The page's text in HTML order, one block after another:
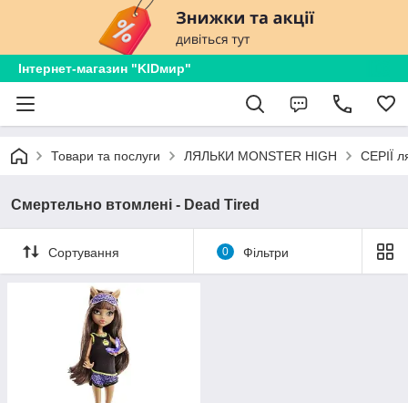
Інтернет-магазин "KIDмир"
Товари та послуги ЛЯЛЬКИ MONSTER HIGH СЕРІЇ
Смертельно втомлені - Dead Tired
Сортування 0 Фільтри